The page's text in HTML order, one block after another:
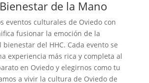
de la Mano
eventos culturales de Oviedo con
fusionar la emoción de la
del HHC. Cada evento se
experiencia más rica y completa al
en Oviedo y elegirnos como tu
a vivir la cultura de Oviedo de